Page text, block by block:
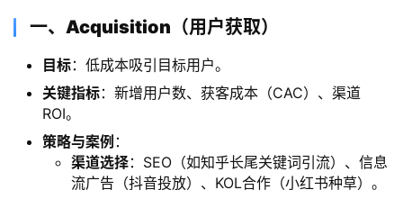
​一、Acquisition（用户获取）​
​目标​​：低成本吸引目标用户。
​关键指标​​：新增用户数、获客成本（CAC）、渠道
ROI。
​策略与案例​ ​：
​渠道选择​​：SEO（如知乎长尾关键词引流）、信息
流广告（抖音投放）、KOL合作（小红书种草）。